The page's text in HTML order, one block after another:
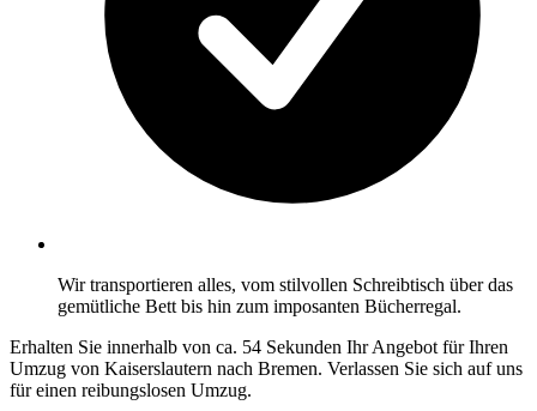
Wir transportieren alles, vom stilvollen Schreibtisch über das
gemütliche Bett bis hin zum imposanten Bücherregal.
Erhalten Sie innerhalb von ca. 54 Sekunden Ihr Angebot für Ihren
Umzug von Kaiserslautern nach Bremen. Verlassen Sie sich auf uns
für einen reibungslosen Umzug.